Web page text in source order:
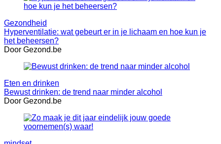
Gezondheid
Hyperventilatie: wat gebeurt er in je lichaam en hoe kun je
het beheersen?
Door Gezond.be
Eten en drinken
Bewust drinken: de trend naar minder alcohol
Door Gezond.be